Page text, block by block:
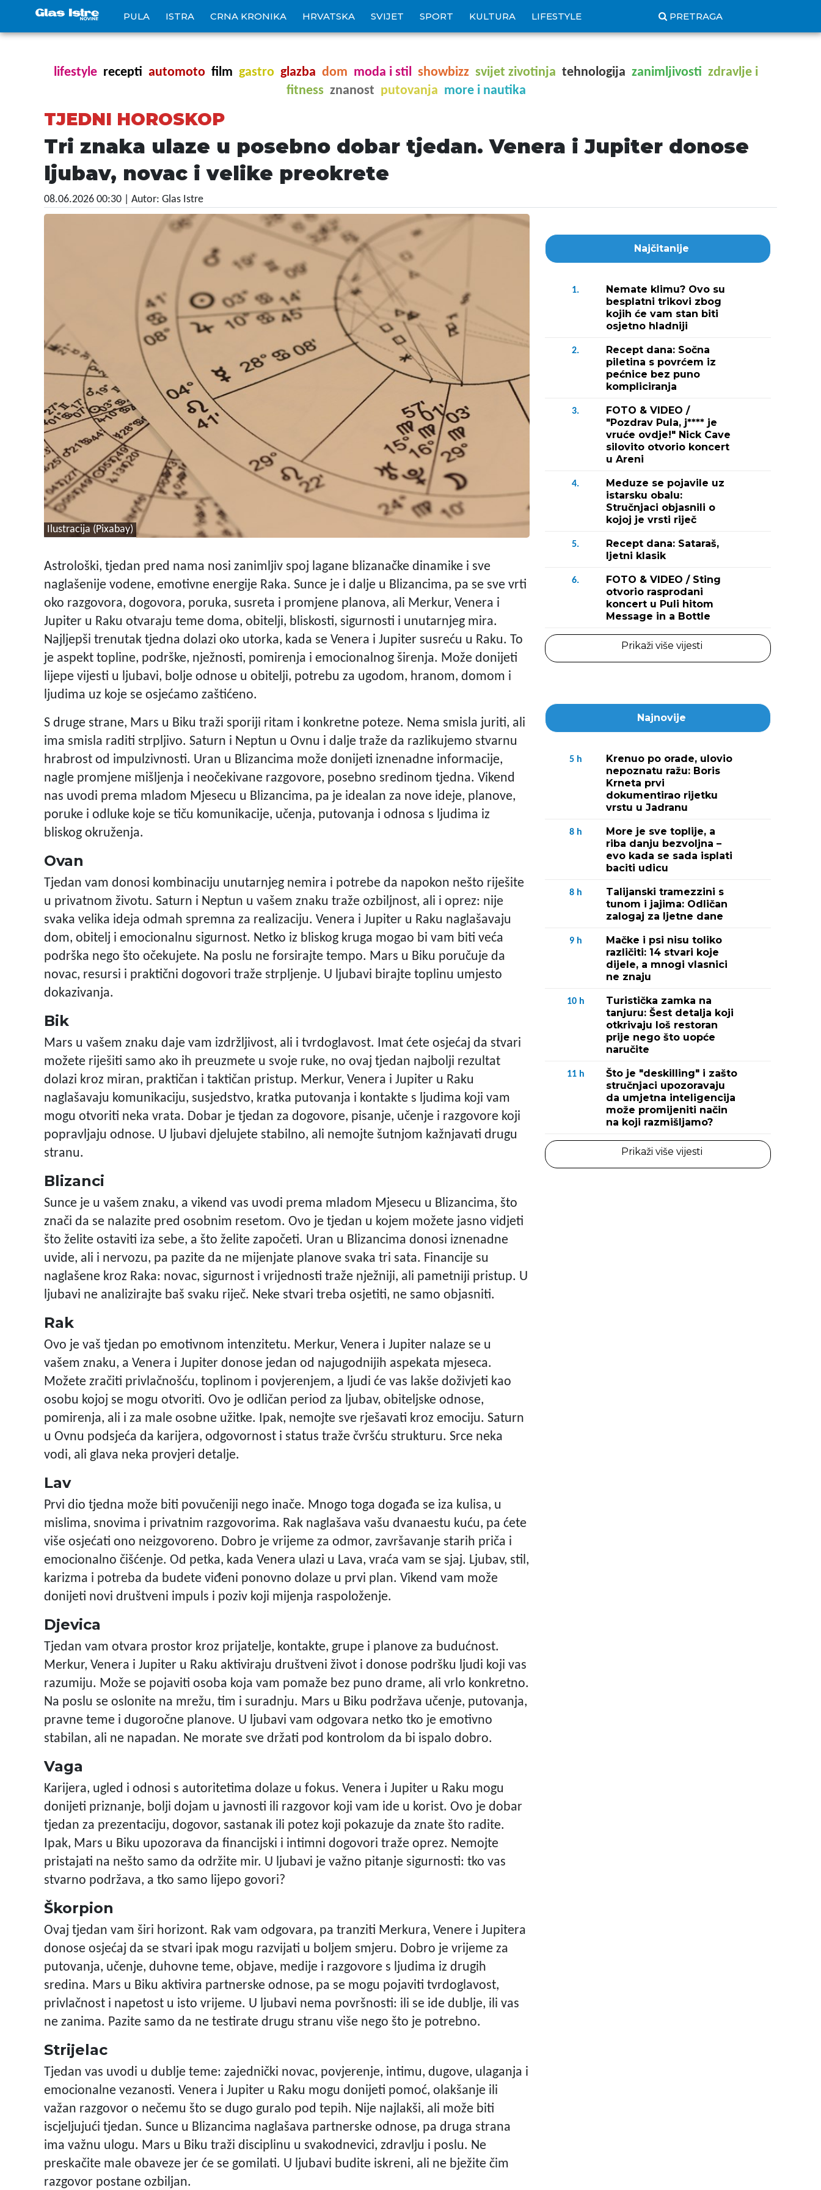
PULA ISTRA CRNA KRONIKA HRVATSKA SVIJET SPORT KULTURA LIFESTYLE PRETRAGA
lifestyle recepti automoto film gastro glazba dom moda i stil showbizz svijet zivotinja tehnologija zanimljivosti zdravlje i
fitness znanost putovanja more i nautika
TJEDNI HOROSKOP
Tri znaka ulaze u posebno dobar tjedan. Venera i Jupiter donose
ljubav, novac i velike preokrete
08.06.2026 00:30 | Autor: Glas Istre
Ilustracija (Pixabay)
Astrološki, tjedan pred nama nosi zanimljiv spoj lagane blizanačke dinamike i sve
naglašenije vodene, emotivne energije Raka. Sunce je i dalje u Blizancima, pa se sve vrti
oko razgovora, dogovora, poruka, susreta i promjene planova, ali Merkur, Venera i
Jupiter u Raku otvaraju teme doma, obitelji, bliskosti, sigurnosti i unutarnjeg mira.
Najljepši trenutak tjedna dolazi oko utorka, kada se Venera i Jupiter susreću u Raku. To
je aspekt topline, podrške, nježnosti, pomirenja i emocionalnog širenja. Može donijeti
lijepe vijesti u ljubavi, bolje odnose u obitelji, potrebu za ugodom, hranom, domom i
ljudima uz koje se osjećamo zaštićeno.
S druge strane, Mars u Biku traži sporiji ritam i konkretne poteze. Nema smisla juriti, ali
ima smisla raditi strpljivo. Saturn i Neptun u Ovnu i dalje traže da razlikujemo stvarnu
hrabrost od impulzivnosti. Uran u Blizancima može donijeti iznenadne informacije,
nagle promjene mišljenja i neočekivane razgovore, posebno sredinom tjedna. Vikend
nas uvodi prema mladom Mjesecu u Blizancima, pa je idealan za nove ideje, planove,
poruke i odluke koje se tiču komunikacije, učenja, putovanja i odnosa s ljudima iz
bliskog okruženja.
Ovan
Tjedan vam donosi kombinaciju unutarnjeg nemira i potrebe da napokon nešto riješite
u privatnom životu. Saturn i Neptun u vašem znaku traže ozbiljnost, ali i oprez: nije
svaka velika ideja odmah spremna za realizaciju. Venera i Jupiter u Raku naglašavaju
dom, obitelj i emocionalnu sigurnost. Netko iz bliskog kruga mogao bi vam biti veća
podrška nego što očekujete. Na poslu ne forsirajte tempo. Mars u Biku poručuje da
novac, resursi i praktični dogovori traže strpljenje. U ljubavi birajte toplinu umjesto
dokazivanja.
Bik
Mars u vašem znaku daje vam izdržljivost, ali i tvrdoglavost. Imat ćete osjećaj da stvari
možete riješiti samo ako ih preuzmete u svoje ruke, no ovaj tjedan najbolji rezultat
dolazi kroz miran, praktičan i taktičan pristup. Merkur, Venera i Jupiter u Raku
naglašavaju komunikaciju, susjedstvo, kratka putovanja i kontakte s ljudima koji vam
mogu otvoriti neka vrata. Dobar je tjedan za dogovore, pisanje, učenje i razgovore koji
popravljaju odnose. U ljubavi djelujete stabilno, ali nemojte šutnjom kažnjavati drugu
stranu.
Blizanci
Sunce je u vašem znaku, a vikend vas uvodi prema mladom Mjesecu u Blizancima, što
znači da se nalazite pred osobnim resetom. Ovo je tjedan u kojem možete jasno vidjeti
što želite ostaviti iza sebe, a što želite započeti. Uran u Blizancima donosi iznenadne
uvide, ali i nervozu, pa pazite da ne mijenjate planove svaka tri sata. Financije su
naglašene kroz Raka: novac, sigurnost i vrijednosti traže nježniji, ali pametniji pristup. U
ljubavi ne analizirajte baš svaku riječ. Neke stvari treba osjetiti, ne samo objasniti.
Rak
Ovo je vaš tjedan po emotivnom intenzitetu. Merkur, Venera i Jupiter nalaze se u
vašem znaku, a Venera i Jupiter donose jedan od najugodnijih aspekata mjeseca.
Možete zračiti privlačnošću, toplinom i povjerenjem, a ljudi će vas lakše doživjeti kao
osobu kojoj se mogu otvoriti. Ovo je odličan period za ljubav, obiteljske odnose,
pomirenja, ali i za male osobne užitke. Ipak, nemojte sve rješavati kroz emociju. Saturn
u Ovnu podsjeća da karijera, odgovornost i status traže čvršću strukturu. Srce neka
vodi, ali glava neka provjeri detalje.
Lav
Prvi dio tjedna može biti povučeniji nego inače. Mnogo toga događa se iza kulisa, u
mislima, snovima i privatnim razgovorima. Rak naglašava vašu dvanaestu kuću, pa ćete
više osjećati ono neizgovoreno. Dobro je vrijeme za odmor, završavanje starih priča i
emocionalno čišćenje. Od petka, kada Venera ulazi u Lava, vraća vam se sjaj. Ljubav, stil,
karizma i potreba da budete viđeni ponovno dolaze u prvi plan. Vikend vam može
donijeti novi društveni impuls i poziv koji mijenja raspoloženje.
Djevica
Tjedan vam otvara prostor kroz prijatelje, kontakte, grupe i planove za budućnost.
Merkur, Venera i Jupiter u Raku aktiviraju društveni život i donose podršku ljudi koji vas
razumiju. Može se pojaviti osoba koja vam pomaže bez puno drame, ali vrlo konkretno.
Na poslu se oslonite na mrežu, tim i suradnju. Mars u Biku podržava učenje, putovanja,
pravne teme i dugoročne planove. U ljubavi vam odgovara netko tko je emotivno
stabilan, ali ne napadan. Ne morate sve držati pod kontrolom da bi ispalo dobro.
Vaga
Karijera, ugled i odnosi s autoritetima dolaze u fokus. Venera i Jupiter u Raku mogu
donijeti priznanje, bolji dojam u javnosti ili razgovor koji vam ide u korist. Ovo je dobar
tjedan za prezentaciju, dogovor, sastanak ili potez koji pokazuje da znate što radite.
Ipak, Mars u Biku upozorava da financijski i intimni dogovori traže oprez. Nemojte
pristajati na nešto samo da održite mir. U ljubavi je važno pitanje sigurnosti: tko vas
stvarno podržava, a tko samo lijepo govori?
Škorpion
Ovaj tjedan vam širi horizont. Rak vam odgovara, pa tranziti Merkura, Venere i Jupitera
donose osjećaj da se stvari ipak mogu razvijati u boljem smjeru. Dobro je vrijeme za
putovanja, učenje, duhovne teme, objave, medije i razgovore s ljudima iz drugih
sredina. Mars u Biku aktivira partnerske odnose, pa se mogu pojaviti tvrdoglavost,
privlačnost i napetost u isto vrijeme. U ljubavi nema površnosti: ili se ide dublje, ili vas
ne zanima. Pazite samo da ne testirate drugu stranu više nego što je potrebno.
Strijelac
Tjedan vas uvodi u dublje teme: zajednički novac, povjerenje, intimu, dugove, ulaganja i
emocionalne vezanosti. Venera i Jupiter u Raku mogu donijeti pomoć, olakšanje ili
važan razgovor o nečemu što se dugo guralo pod tepih. Nije najlakši, ali može biti
iscjeljujući tjedan. Sunce u Blizancima naglašava partnerske odnose, pa druga strana
ima važnu ulogu. Mars u Biku traži disciplinu u svakodnevici, zdravlju i poslu. Ne
preskačite male obaveze jer će se gomilati. U ljubavi budite iskreni, ali ne bježite čim
razgovor postane ozbiljan.
Najčitanije
1.
Nemate klimu? Ovo su
besplatni trikovi zbog
kojih će vam stan biti
osjetno hladniji
2.
Recept dana: Sočna
piletina s povrćem iz
pećnice bez puno
kompliciranja
3.
FOTO & VIDEO /
"Pozdrav Pula, j**** je
vruće ovdje!" Nick Cave
silovito otvorio koncert
u Areni
4.
Meduze se pojavile uz
istarsku obalu:
Stručnjaci objasnili o
kojoj je vrsti riječ
5.
Recept dana: Sataraš,
ljetni klasik
6.
FOTO & VIDEO / Sting
otvorio rasprodani
koncert u Puli hitom
Message in a Bottle
Prikaži više vijesti
Najnovije
5 h
Krenuo po orade, ulovio
nepoznatu ražu: Boris
Krneta prvi
dokumentirao rijetku
vrstu u Jadranu
8 h
More je sve toplije, a
riba danju bezvoljna –
evo kada se sada isplati
baciti udicu
8 h
Talijanski tramezzini s
tunom i jajima: Odličan
zalogaj za ljetne dane
9 h
Mačke i psi nisu toliko
različiti: 14 stvari koje
dijele, a mnogi vlasnici
ne znaju
10 h
Turistička zamka na
tanjuru: Šest detalja koji
otkrivaju loš restoran
prije nego što uopće
naručite
11 h
Što je "deskilling" i zašto
stručnjaci upozoravaju
da umjetna inteligencija
može promijeniti način
na koji razmišljamo?
Prikaži više vijesti